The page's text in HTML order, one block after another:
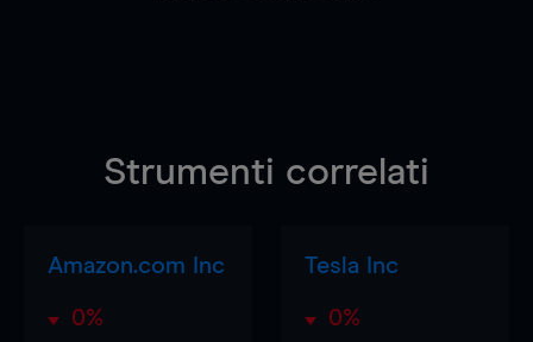
Strumenti correlati
Amazon.com Inc
0%
Tesla Inc
0%